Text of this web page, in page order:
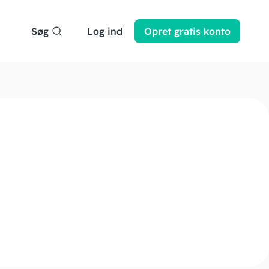
Søg Log ind Opret gratis konto